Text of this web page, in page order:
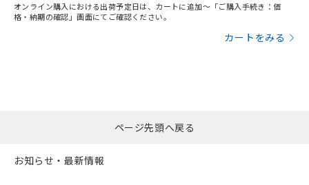
オンライン購入における出荷予定日は、カートに追加～「ご購入手続き：価
格・納期の確認」画面にてご確認ください。
カートをみる
ページ先頭へ戻る
お知らせ・最新情報